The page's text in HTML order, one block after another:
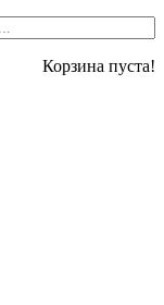
Корзина пуста!